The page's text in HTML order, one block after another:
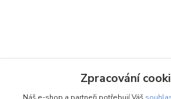
Zpracování